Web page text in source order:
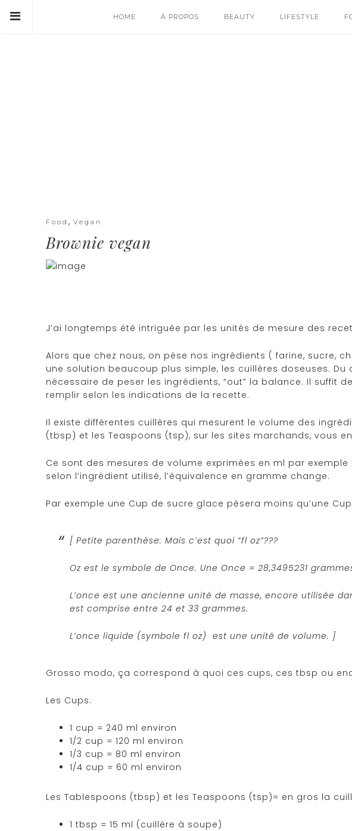
HOME À PROPOS BEAUTY LIFESTYLE
Food , Vegan
Brownie vegan
J’ai longtemps été intriguée par les unités de mesure des
Alors que chez nous, on pèse nos ingrédients ( farine, sucre,
une solution beaucoup plus simple, les cuillères doseuses. Du
nécessaire de peser les ingrédients, “out” la balance. Il suffit
remplir selon les indications de la recette.
Il existe différentes cuillères qui mesurent le volume des
(tbsp) et les Teaspoons (tsp), sur les sites marchands, vous
Ce sont des mesures de volume exprimées en ml par exemple
selon l’ingrédient utilisé, l’équivalence en gramme change.
Par exemple une Cup de sucre glace pèsera moins qu’une
[ Petite parenthèse: Mais c’est quoi “fl oz”???
Oz est le symbole de Once. Une Once = 28,3495231
L’once est une ancienne unité de masse, encore utilisée
est comprise entre 24 et 33 grammes.
L’once liquide (symbole fl oz) est une unité de volume. ]
Grosso modo, ça correspond à quoi ces cups, ces tbsp ou
Les Cups:
1 cup = 240 ml environ
1/2 cup = 120 ml environ
1/3 cup = 80 ml environ
1/4 cup = 60 ml environ
Les Tablespoons (tbsp) et les Teaspoons (tsp)= en gros la
1 tbsp = 15 ml (cuillère à soupe)